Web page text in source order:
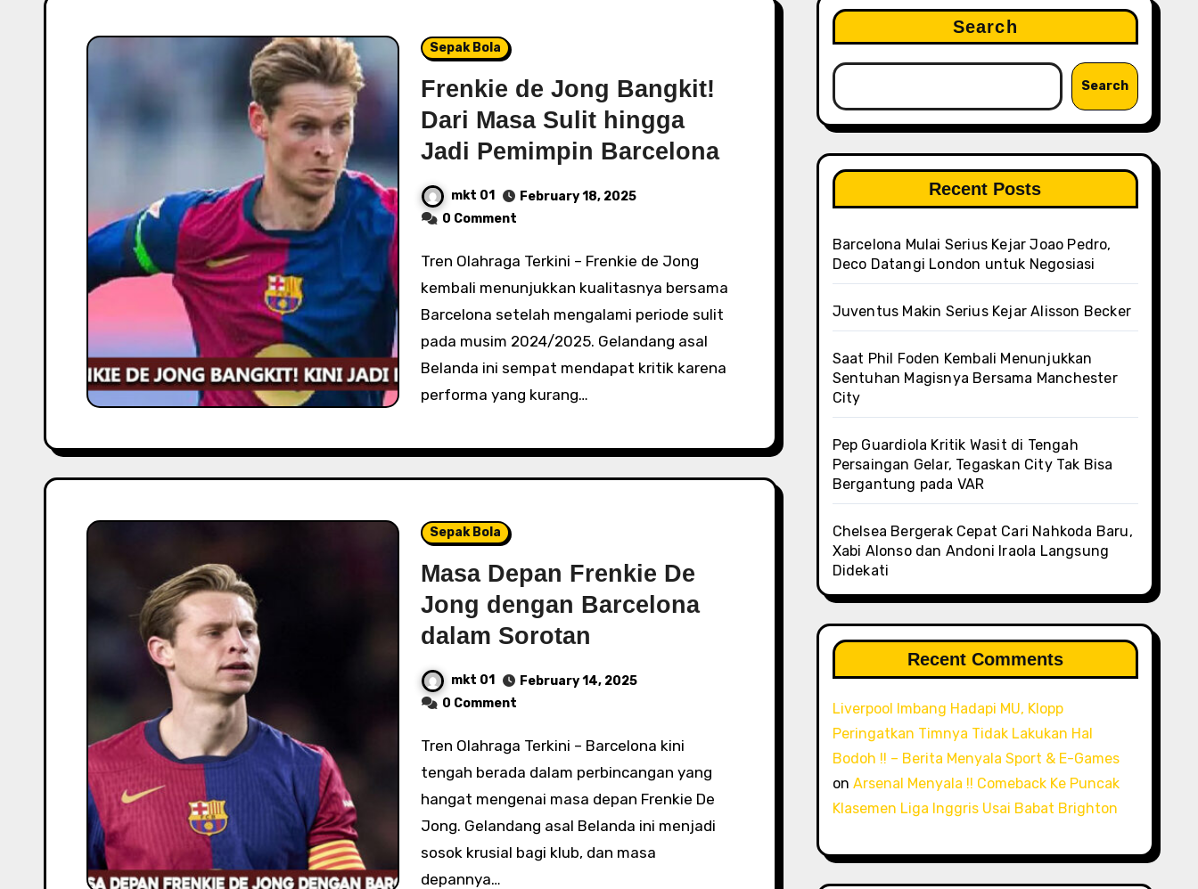
Sepak Bola
Frenkie de Jong Bangkit!
Dari Masa Sulit hingga
Jadi Pemimpin Barcelona
mkt 01
February 18, 2025
0 Comment
Tren Olahraga Terkini – Frenkie de Jong
kembali menunjukkan kualitasnya bersama
Barcelona setelah mengalami periode sulit
pada musim 2024/2025. Gelandang asal
Belanda ini sempat mendapat kritik karena
performa yang kurang…
Sepak Bola
Masa Depan Frenkie De
Jong dengan Barcelona
dalam Sorotan
mkt 01
February 14, 2025
0 Comment
Tren Olahraga Terkini – Barcelona kini
tengah berada dalam perbincangan yang
hangat mengenai masa depan Frenkie De
Jong. Gelandang asal Belanda ini menjadi
sosok krusial bagi klub, dan masa
depannya…
Search
Search
Recent Posts
Barcelona Mulai Serius Kejar Joao Pedro,
Deco Datangi London untuk Negosiasi
Juventus Makin Serius Kejar Alisson Becker
Saat Phil Foden Kembali Menunjukkan
Sentuhan Magisnya Bersama Manchester
City
Pep Guardiola Kritik Wasit di Tengah
Persaingan Gelar, Tegaskan City Tak Bisa
Bergantung pada VAR
Chelsea Bergerak Cepat Cari Nahkoda Baru,
Xabi Alonso dan Andoni Iraola Langsung
Didekati
Recent Comments
Liverpool Imbang Hadapi MU, Klopp
Peringatkan Timnya Tidak Lakukan Hal
Bodoh !! – Berita Menyala Sport & E-Games
on Arsenal Menyala !! Comeback Ke Puncak
Klasemen Liga Inggris Usai Babat Brighton